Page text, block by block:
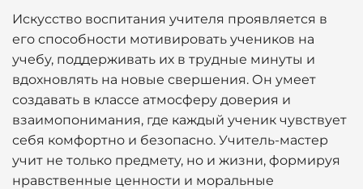
Искусство воспитания учителя проявляется в
его способности мотивировать учеников на
учебу, поддерживать их в трудные минуты и
вдохновлять на новые свершения. Он умеет
создавать в классе атмосферу доверия и
взаимопонимания, где каждый ученик чувствует
себя комфортно и безопасно. Учитель-мастер
учит не только предмету, но и жизни, формируя
нравственные ценности и моральные